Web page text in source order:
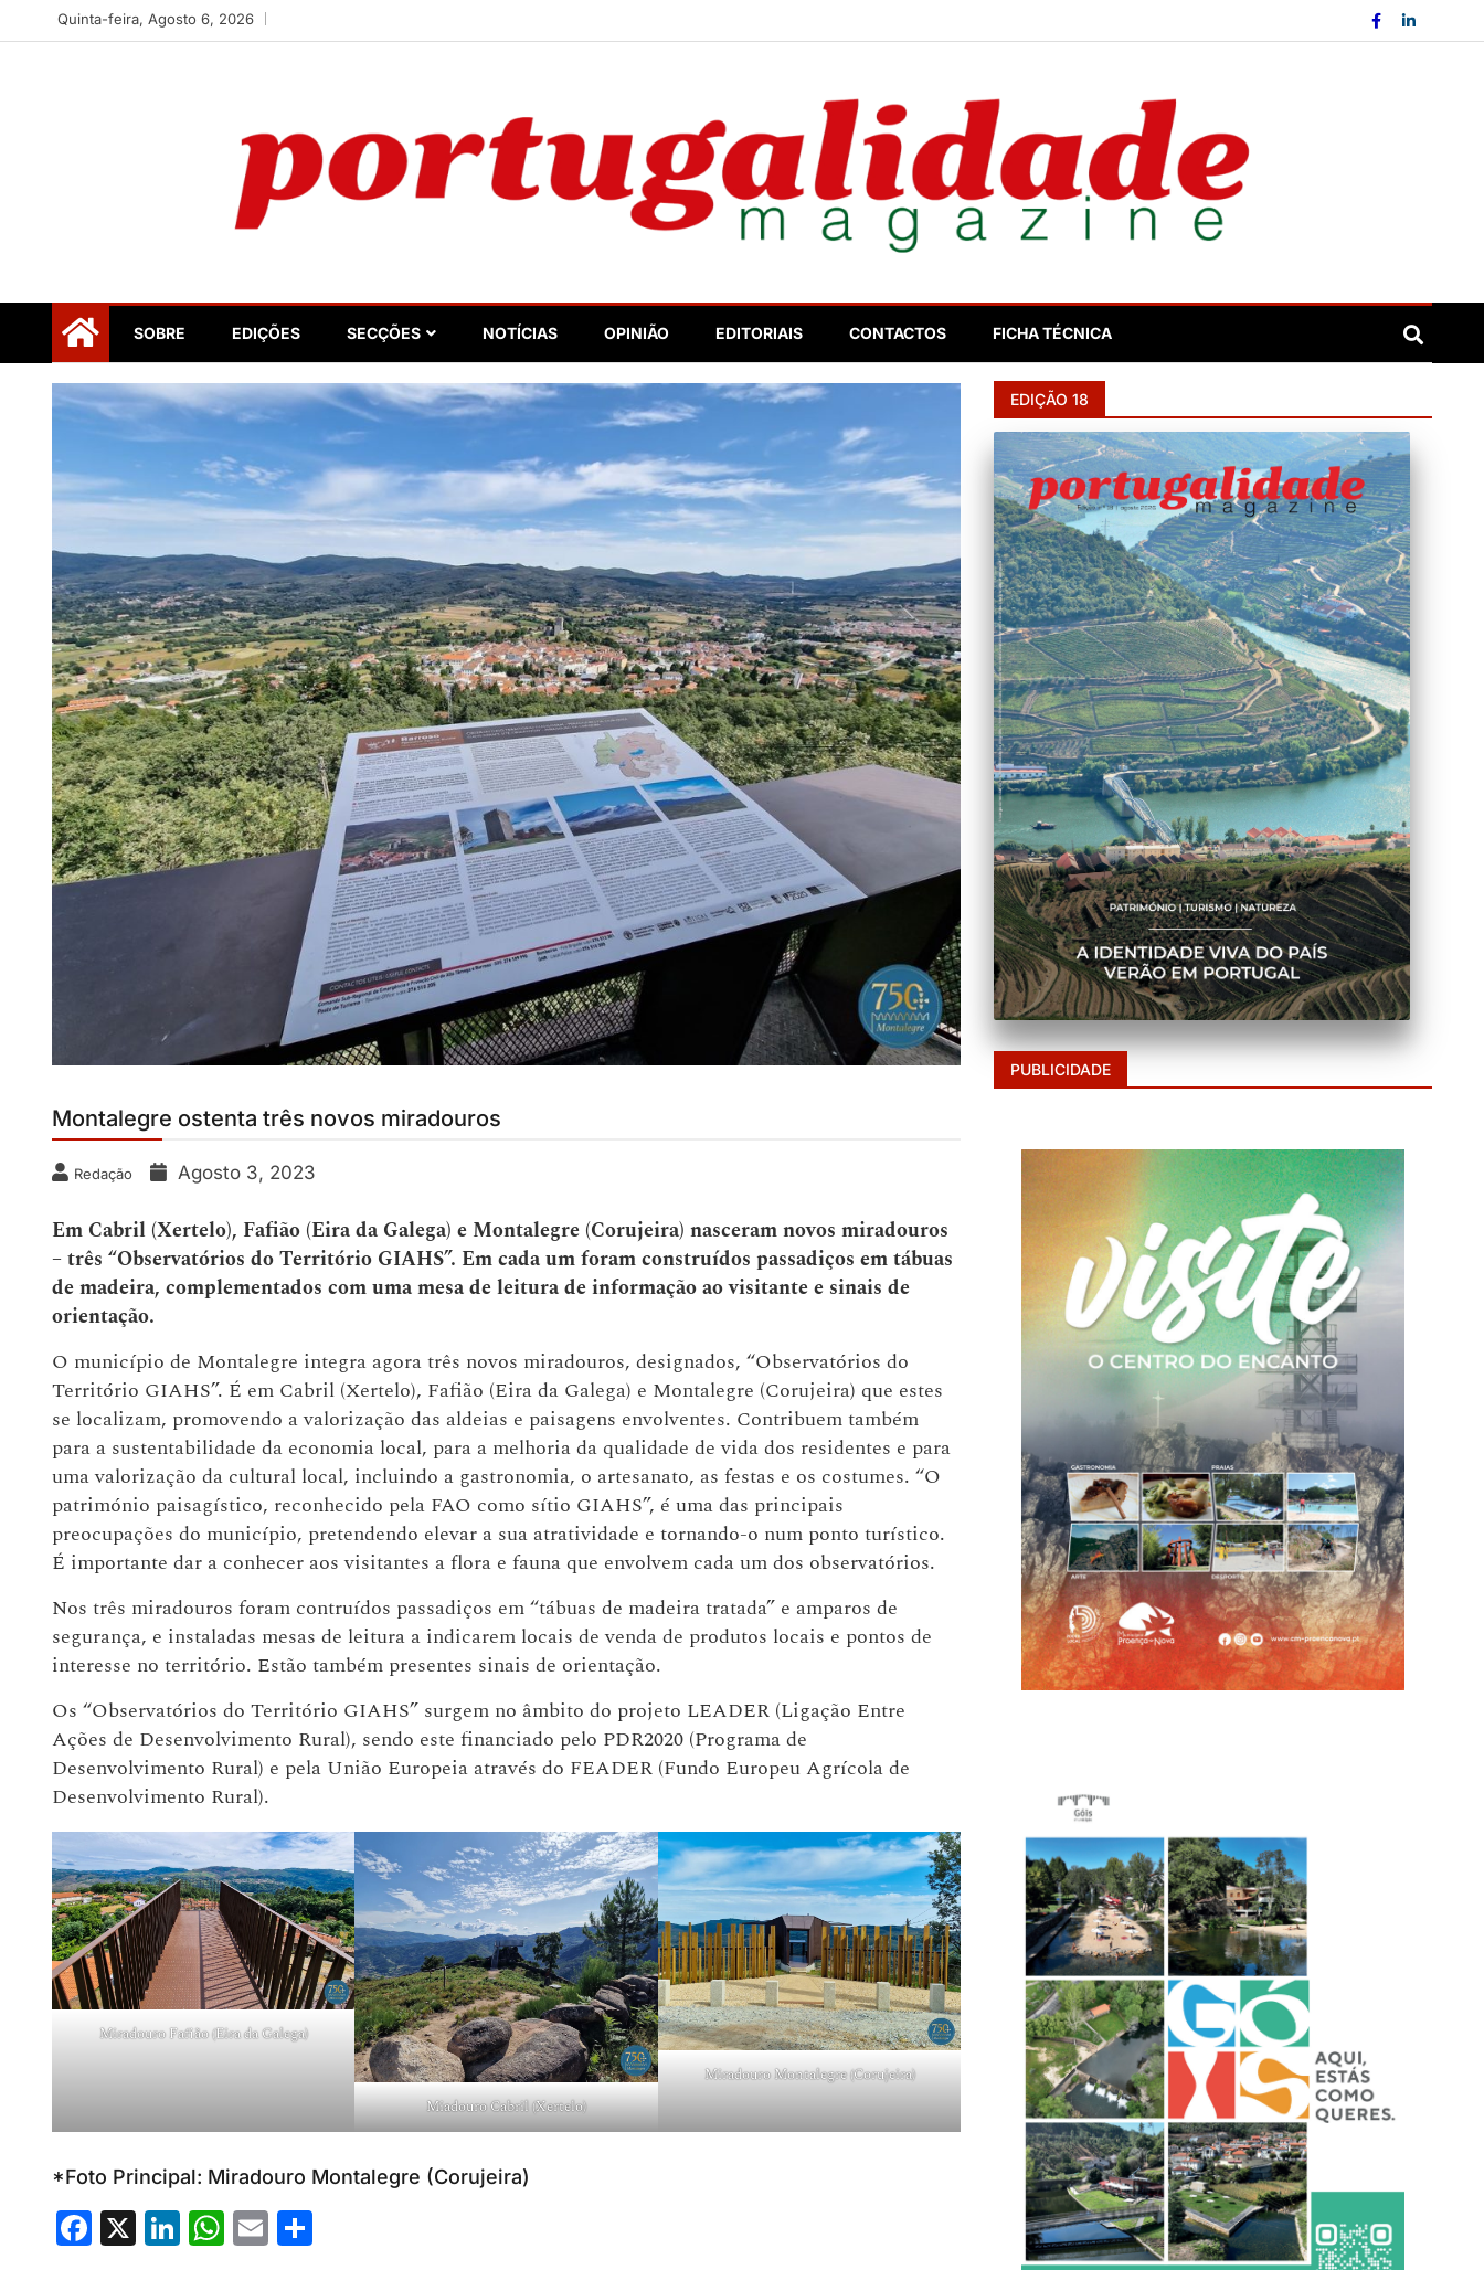
to
Quinta-feira, Agosto 6, 2026
Portugalidade
SOBRE EDIÇÕES SECÇÕES NOTÍCIAS OPINIÃO EDITORIAIS CONTACTOS FICHA TÉCNICA
Montalegre ostenta três novos miradouros
Redação Agosto 3, 2023
Em Cabril (Xertelo), Fafião (Eira da Galega) e Montalegre (Corujeira) nasceram novos miradouros
– três “Observatórios do Território GIAHS”. Em cada um foram construídos passadiços em tábuas
de madeira, complementados com uma mesa de leitura de informação ao visitante e sinais de
orientação.
O município de Montalegre integra agora três novos miradouros, designados, “Observatórios do
Território GIAHS”. É em Cabril (Xertelo), Fafião (Eira da Galega) e Montalegre (Corujeira) que estes
se localizam, promovendo a valorização das aldeias e paisagens envolventes. Contribuem também
para a sustentabilidade da economia local, para a melhoria da qualidade de vida dos residentes e para
uma valorização da cultural local, incluindo a gastronomia, o artesanato, as festas e os costumes. “O
património paisagístico, reconhecido pela FAO como sítio GIAHS”, é uma das principais
preocupações do município, pretendendo elevar a sua atratividade e tornando-o num ponto turístico.
É importante dar a conhecer aos visitantes a flora e fauna que envolvem cada um dos observatórios.
Nos três miradouros foram contruídos passadiços em “tábuas de madeira tratada” e amparos de
segurança, e instaladas mesas de leitura a indicarem locais de venda de produtos locais e pontos de
interesse no território. Estão também presentes sinais de orientação.
Os “Observatórios do Território GIAHS” surgem no âmbito do projeto LEADER (Ligação Entre
Ações de Desenvolvimento Rural), sendo este financiado pelo PDR2020 (Programa de
Desenvolvimento Rural) e pela União Europeia através do FEADER (Fundo Europeu Agrícola de
Desenvolvimento Rural).
Miradouro Fafião (Eira da Galega)
Miadouro Cabril (Xertelo)
Miradouro Montalegre (Corujeira)
*Foto Principal: Miradouro Montalegre (Corujeira)
Facebook
X LinkedIn
WhatsApp
Email
EDIÇÃO 18
PUBLICIDADE